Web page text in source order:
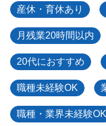
産休・育休あり
月残業20時間以内
20代におすすめ
職種未経験OK
職種・業界未経験OK